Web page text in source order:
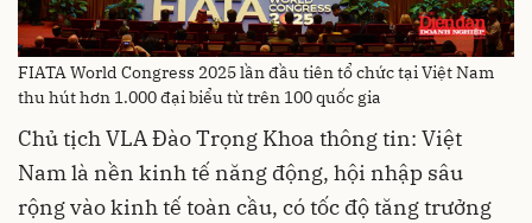
FIATA World Congress 2025 lần đầu tiên tổ chức tại Việt Nam
thu hút hơn 1.000 đại biểu từ trên 100 quốc gia
Chủ tịch VLA Đào Trọng Khoa thông tin: Việt
Nam là nền kinh tế năng động, hội nhập sâu
rộng vào kinh tế toàn cầu, có tốc độ tăng trưởng